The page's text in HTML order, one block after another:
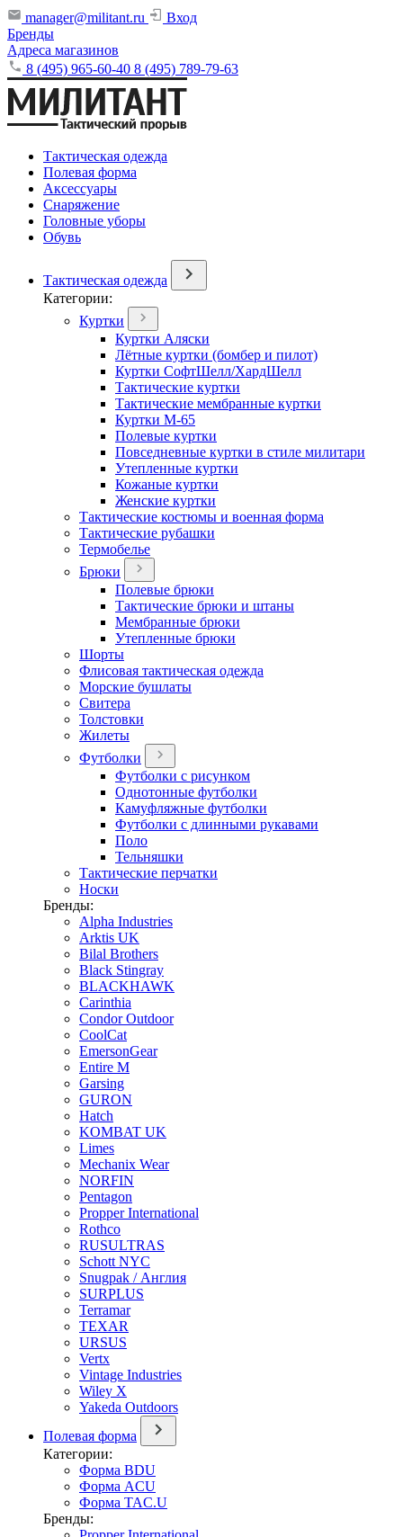
manager@militant.ru
Вход
Бренды
Адреса магазинов
8 (495) 965-60-40 8 (495) 789-79-63
Тактическая одежда
Полевая форма
Аксессуары
Снаряжение
Головные уборы
Обувь
Тактическая одежда
Категории:
Куртки
Куртки Аляски
Лётные куртки (бомбер и пилот)
Куртки СофтШелл/ХардШелл
Тактические куртки
Тактические мембранные куртки
Куртки М-65
Полевые куртки
Повседневные куртки в стиле милитари
Утепленные куртки
Кожаные куртки
Женские куртки
Тактические костюмы и военная форма
Тактические рубашки
Термобелье
Брюки
Полевые брюки
Тактические брюки и штаны
Мембранные брюки
Утепленные брюки
Шорты
Флисовая тактическая одежда
Морские бушлаты
Свитера
Толстовки
Жилеты
Футболки
Футболки с рисунком
Однотонные футболки
Камуфляжные футболки
Футболки с длинными рукавами
Поло
Тельняшки
Тактические перчатки
Носки
Бренды:
Alpha Industries
Arktis UK
Bilal Brothers
Black Stingray
BLACKHAWK
Carinthia
Condor Outdoor
CoolCat
EmersonGear
Entire M
Garsing
GURON
Hatch
KOMBAT UK
Limes
Mechanix Wear
NORFIN
Pentagon
Propper International
Rothco
RUSULTRAS
Schott NYC
Snugpak / Англия
SURPLUS
Terramar
TEXAR
URSUS
Vertx
Vintage Industries
Wiley X
Yakeda Outdoors
Полевая форма
Категории:
Форма BDU
Форма ACU
Форма TAC.U
Бренды: